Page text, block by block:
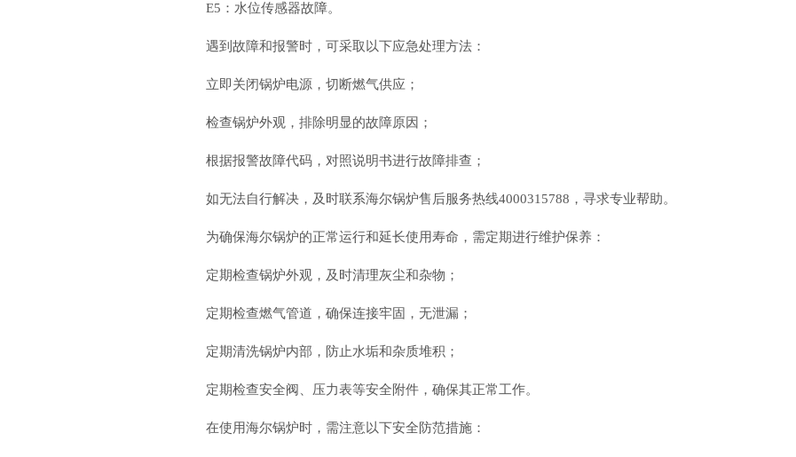
E5：水位传感器故障。
遇到故障和报警时，可采取以下应急处理方法：
立即关闭锅炉电源，切断燃气供应；
检查锅炉外观，排除明显的故障原因；
根据报警故障代码，对照说明书进行故障排查；
如无法自行解决，及时联系海尔锅炉售后服务热线4000315788，寻求专业帮助。
为确保海尔锅炉的正常运行和延长使用寿命，需定期进行维护保养：
定期检查锅炉外观，及时清理灰尘和杂物；
定期检查燃气管道，确保连接牢固，无泄漏；
定期清洗锅炉内部，防止水垢和杂质堆积；
定期检查安全阀、压力表等安全附件，确保其正常工作。
在使用海尔锅炉时，需注意以下安全防范措施：